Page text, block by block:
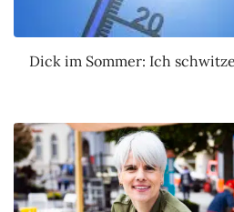
Dick im Sommer: Ich